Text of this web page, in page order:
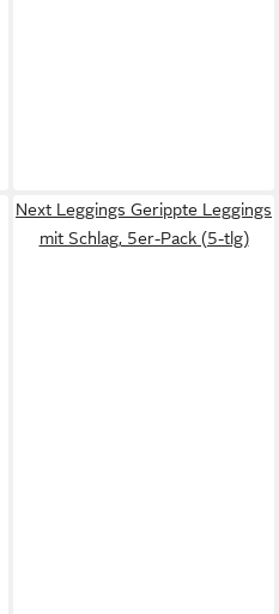
Next Leggings Gerippte Leggings
mit Schlag, 5er-Pack (5-tlg)